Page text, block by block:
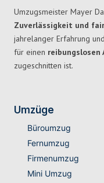
Umzugsmeister Mayer
Zuverlässigkeit und
jahrelanger Erfahrung
für einen reibungslosen
zugeschnitten ist.
Umzüge
Büroumzug
Fernumzug
Firmenumzug
Mini Umzug